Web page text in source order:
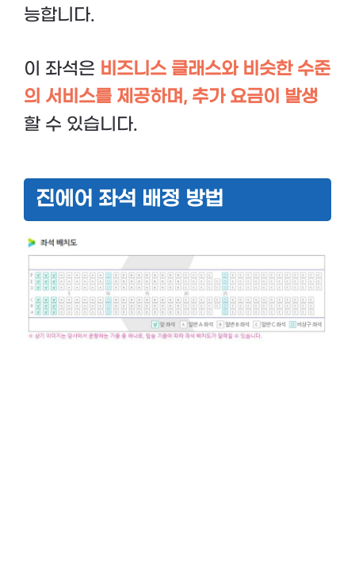
능합니다.
이 좌석은 비즈니스 클래스와 비슷한 수준
의 서비스를 제공하며, 추가 요금이 발생
할 수 있습니다.
진에어 좌석 배정 방법